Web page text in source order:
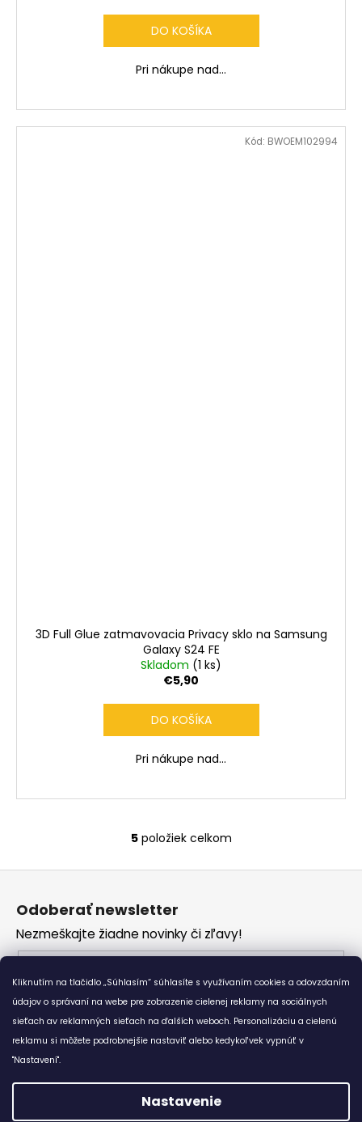
Kliknutím na tlačidlo „Súhlasím“ súhlasíte s využívaním cookies a odovzdaním
údajov o správaní na webe pre zobrazenie cielenej reklamy na sociálnych
sieťach av reklamných sieťach na ďalších weboch. Personalizáciu a cielenú
reklamu si môžete podrobnejšie nastaviť alebo kedykoľvek vypnúť v
"Nastavení".
Nastavenie
DO KOŠÍKA
Pri nákupe nad...
3D Full Glue zatmavovacia Privacy sklo na Samsung
Galaxy S24 FE
Skladom (1 ks)
€5,90
DO KOŠÍKA
Pri nákupe nad...
Kód: BWOEM102994
O
v
a
c
e
p
r
v
y
v
ý
5položiek celkom
ä
t
Odoberať newsletter
Nezmeškajte žiadne novinky či zľavy!
Vložením e-mailu súhlasíte spodmienkami
ochrany osobných údajov
PRIHLÁSIŤ SA